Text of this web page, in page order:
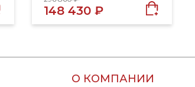
148 430 ₽
О КОМПАНИИ